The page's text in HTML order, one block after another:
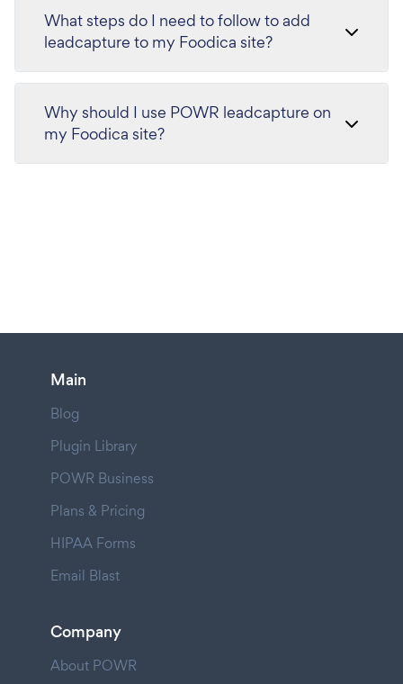
What steps do I need to follow to add
leadcapture to my Foodica site?
Why should I use POWR leadcapture on
my Foodica site?
Main
Blog
Plugin Library
POWR Business
Plans & Pricing
HIPAA Forms
Email Blast
Company
About POWR